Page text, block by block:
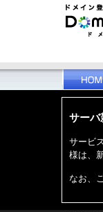
サーバ
サービ
様は、
なお、